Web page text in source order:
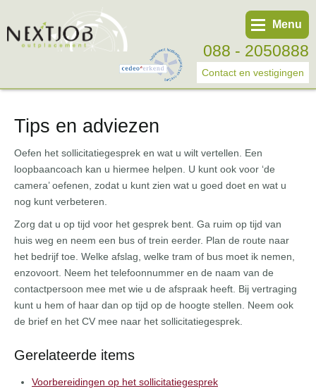
088 - 2050888
Contact en vestigingen
Menu
Werknemer
Werkgever
Over ons
Tweede spoortraject
Trainingen
Start eigen bedrijf
Tips en adviezen
Oefen het sollicitatiegesprek en wat u wilt vertellen. Een
loopbaancoach kan u hiermee helpen. U kunt ook voor ‘de
camera’ oefenen, zodat u kunt zien wat u goed doet en wat u
nog kunt verbeteren.
Zorg dat u op tijd voor het gesprek bent. Ga ruim op tijd van
huis weg en neem een bus of trein eerder. Plan de route naar
het bedrijf toe. Welke afslag, welke tram of bus moet ik nemen,
enzovoort. Neem het telefoonnummer en de naam van de
contact­persoon mee met wie u de afspraak heeft. Bij vertraging
kunt u hem of haar dan op tijd op de hoogte stellen. Neem ook
de brief en het CV mee naar het sollicitatiegesprek.
Gerelateerde items
Voorbereidingen op het sollicitatiegesprek